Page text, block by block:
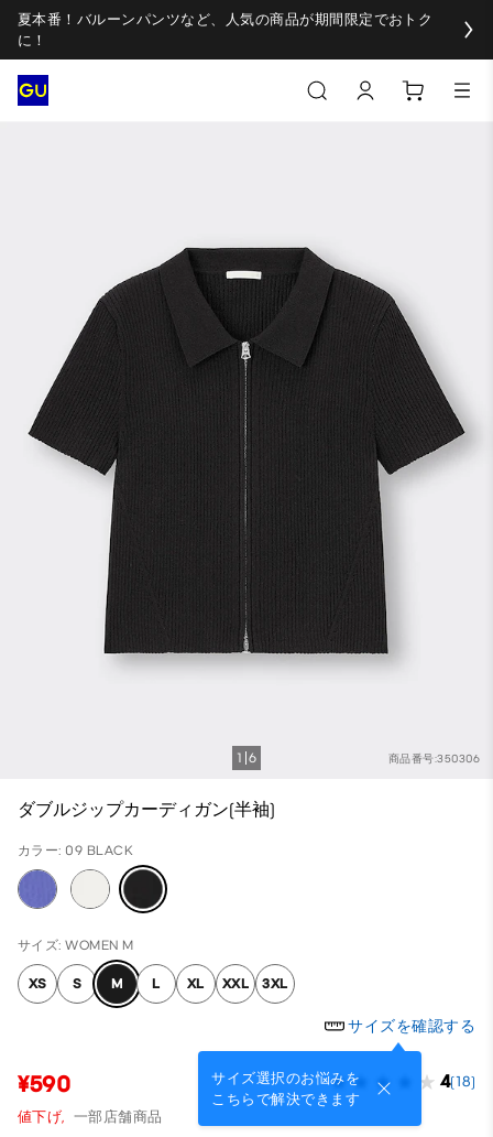
夏本番！バルーンパンツなど、人気の商品が期間限定でおトク
に！
商品番号:350306
1 6
ダブルジップカーディガン(半袖)
カラー: 09 BLACK
サイズ: WOMEN M
XS S M L XL XXL 3XL
サイズを確認する
サイズ選択のお悩みを
こちらで解決できます
¥590 4(18)
値下げ, 一部店舗商品